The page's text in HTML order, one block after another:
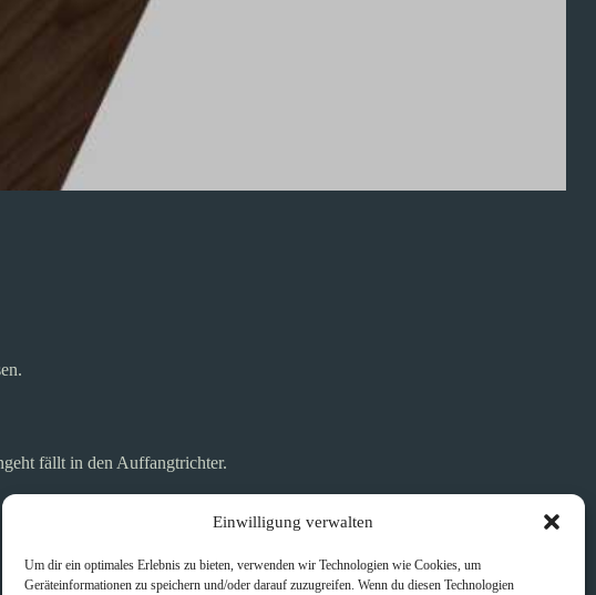
Einwilligung verwalten
Um dir ein optimales Erlebnis zu bieten, verwenden wir Technologien wie Cookies, um
Geräteinformationen zu speichern und/oder darauf zuzugreifen. Wenn du diesen Technologien
fällt in den Auffangtrichter.